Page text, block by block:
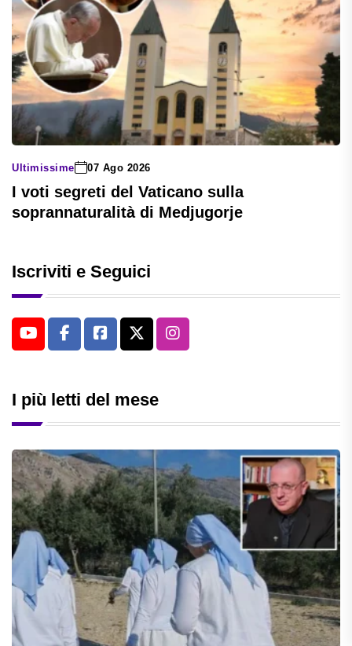
Ultimissime 07 Ago 2026
I voti segreti del Vaticano sulla
soprannaturalità di Medjugorje
Iscriviti e Seguici
I più letti del mese